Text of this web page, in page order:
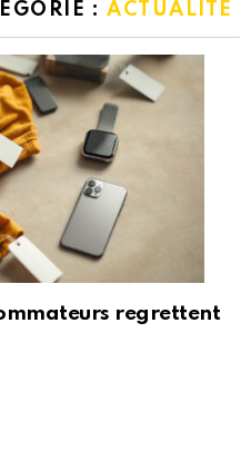
: ACTUALITÉ
regrettent